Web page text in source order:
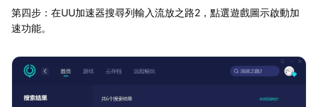
第四步：在UU加速器搜尋列輸入流放之路2，點選遊戲圖示啟動加
速功能。